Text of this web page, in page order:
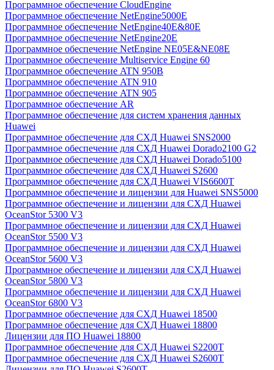
Программное обеспечение CloudEngine
Программное обеспечение NetEngine5000E
Программное обеспечение NetEngine40E&80E
Программное обеспечение NetEngine20E
Программное обеспечение NetEngine NE05E&NE08E
Программное обеспечение Multiservice Engine 60
Программное обеспечение ATN 950B
Программное обеспечение ATN 910
Программное обеспечение ATN 905
Программное обеспечение AR
Программное обеспечение для систем хранения данных
Huawei
Программное обеспечение для СХД Huawei SNS2000
Программное обеспечение для СХД Huawei Dorado2100 G2
Программное обеспечение для СХД Huawei Dorado5100
Программное обеспечение для СХД Huawei S2600
Программное обеспечение для СХД Huawei VIS6600T
Программное обеспечение и лицензии для Huawei SNS5000
Программное обеспечение и лицензии для СХД Huawei
OceanStor 5300 V3
Программное обеспечение и лицензии для СХД Huawei
OceanStor 5500 V3
Программное обеспечение и лицензии для СХД Huawei
OceanStor 5600 V3
Программное обеспечение и лицензии для СХД Huawei
OceanStor 5800 V3
Программное обеспечение и лицензии для СХД Huawei
OceanStor 6800 V3
Программное обеспечение для СХД Huawei 18500
Программное обеспечение для СХД Huawei 18800
Лицензии для ПО Huawei 18800
Программное обеспечение для СХД Huawei S2200T
Программное обеспечение для СХД Huawei S2600T